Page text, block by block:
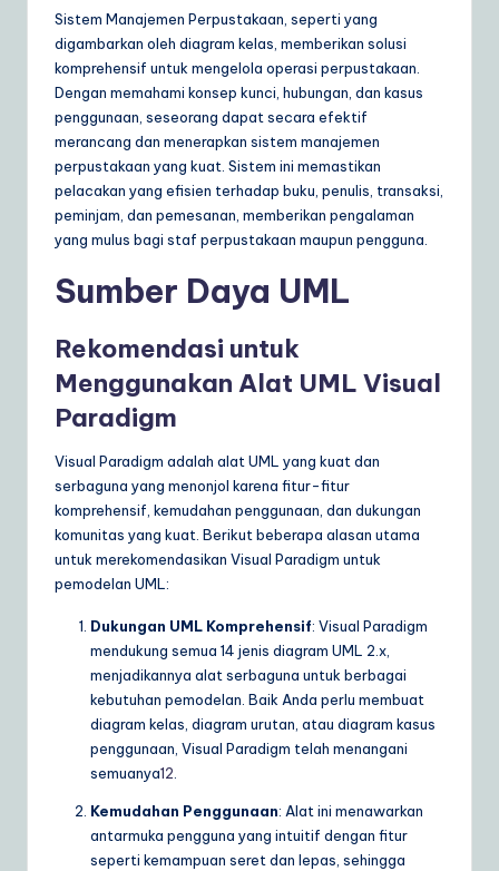
Sistem Manajemen Perpustakaan, seperti yang
digambarkan oleh diagram kelas, memberikan solusi
komprehensif untuk mengelola operasi perpustakaan.
Dengan memahami konsep kunci, hubungan, dan kasus
penggunaan, seseorang dapat secara efektif
merancang dan menerapkan sistem manajemen
perpustakaan yang kuat. Sistem ini memastikan
pelacakan yang efisien terhadap buku, penulis, transaksi,
peminjam, dan pemesanan, memberikan pengalaman
yang mulus bagi staf perpustakaan maupun pengguna.
Sumber Daya UML
Rekomendasi untuk
Menggunakan Alat UML Visual
Paradigm
Visual Paradigm adalah alat UML yang kuat dan
serbaguna yang menonjol karena fitur-fitur
komprehensif, kemudahan penggunaan, dan dukungan
komunitas yang kuat. Berikut beberapa alasan utama
untuk merekomendasikan Visual Paradigm untuk
pemodelan UML:
Dukungan UML Komprehensif: Visual Paradigm
mendukung semua 14 jenis diagram UML 2.x,
menjadikannya alat serbaguna untuk berbagai
kebutuhan pemodelan. Baik Anda perlu membuat
diagram kelas, diagram urutan, atau diagram kasus
penggunaan, Visual Paradigm telah menangani
semuanya12.
Kemudahan Penggunaan: Alat ini menawarkan
antarmuka pengguna yang intuitif dengan fitur
seperti kemampuan seret dan lepas, sehingga